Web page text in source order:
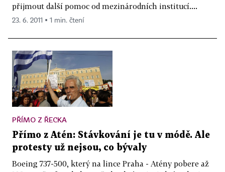
přijmout další pomoc od mezinárodních institucí....
23. 6. 2011 ▪ 1 min. čtení
PŘÍMO Z ŘECKA
Přímo z Atén: Stávkování je tu v módě. Ale
protesty už nejsou, co bývaly
Boeing 737-500, který na lince Praha - Atény pobere až